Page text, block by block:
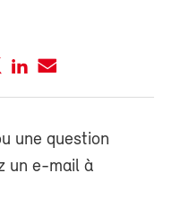
une question
un e-mail à